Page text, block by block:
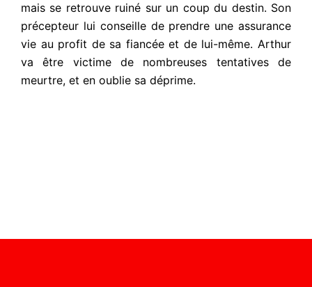
mais se retrouve ruiné sur un coup du destin. Son
précepteur lui conseille de prendre une assurance
vie au profit de sa fiancée et de lui-même. Arthur
va être victime de nombreuses tentatives de
meurtre, et en oublie sa déprime.